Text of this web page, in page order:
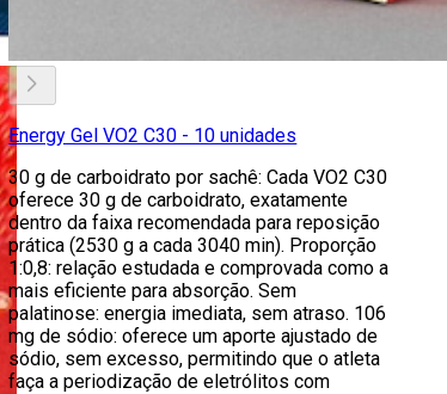
Energy Gel VO2 C30 - 10 unidades
30 g de carboidrato por sachê: Cada VO2 C30
oferece 30 g de carboidrato, exatamente
dentro da faixa recomendada para reposição
prática (2530 g a cada 3040 min). Proporção
1:0,8: relação estudada e comprovada como a
mais eficiente para absorção. Sem
palatinose: energia imediata, sem atraso. 106
mg de sódio: oferece um aporte ajustado de
sódio, sem excesso, permitindo que o atleta
faça a periodização de eletrólitos com